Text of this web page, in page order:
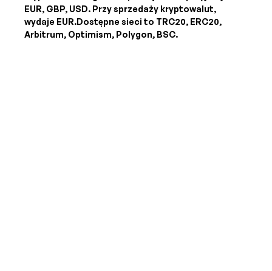
EUR, GBP, USD. Przy sprzedaży kryptowalut,
wydaje EUR.Dostępne sieci to TRC20, ERC20,
Arbitrum, Optimism, Polygon, BSC.